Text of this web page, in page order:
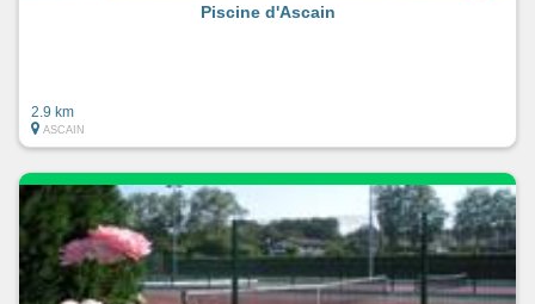
Piscine d'Ascain
2.9 km
ASCAIN